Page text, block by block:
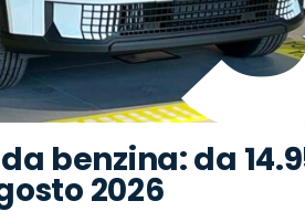
benzina: da
2026